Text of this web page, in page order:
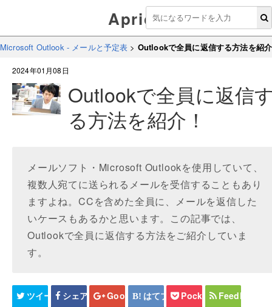
Aprico
Microsoft Outlook - メールと予定表 > Outlookで全員に返信する方法を紹
2024年01月08日
Outlookで全員に返信
る方法を紹介！
メールソフト・Microsoft Outlookを使用していて、
複数人宛てに送られるメールを受信することもあり
ますよね。CCを含めた全員に、メールを返信した
いケースもあるかと思います。この記事では、
Outlookで全員に返信する方法をご紹介していま
す。
ツイート シェア Google+ はてブ Pocket Feedly